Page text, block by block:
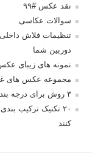
نقد عکس #۹۹
سوالات عکاسی
تنظیمات فلاش داخلی
دوربین شما
نمونه های زیبای
مجموعه عکس های
۳ روش برای درجه بندی و تنظیم دقیق رنگ در فتوشاپ
۲۰ تکنیک ترکیب
کنند